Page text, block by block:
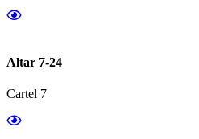
Altar 7-24
Cartel 7